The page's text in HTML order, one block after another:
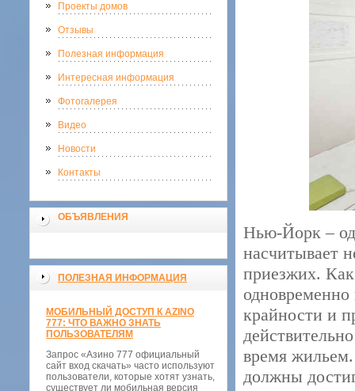
Проекты домов
Отзывы
Полезная информация
Интересная информация
Фотогалерея
Видео
Новости
Контакты
ОБЪЯВЛЕНИЯ
ПОЛЕЗНАЯ ИНФОРМАЦИЯ
МОБИЛЬНЫЙ ДОСТУП К AZINO
777: ЧТО ВАЖНО ЗНАТЬ
ПОЛЬЗОВАТЕЛЯМ
Запрос «Азино 777 официальный
сайт вход скачать» часто используют
пользователи, которые хотят узнать,
существует ли мобильная версия
Нью-Йорк –
насчитывает
приезжих.
крайности и
время
должны